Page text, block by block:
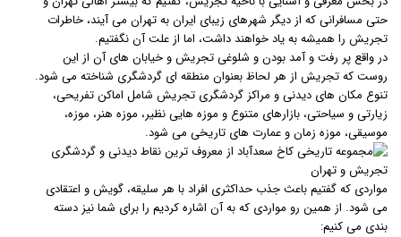
حتی مسافرانی که از دیگر شهرهای زیبای ایران به تهران می آیند، خاطرات
تجریش را همیشه به یاد خواهند داشت، اما از علت آن نگفتیم.
در واقع پر رفت و آمد بودن و شلوغی تجریش و خیابان های آن از این
روست که تجریش از هر لحاظ بعنوان منطقه ای گردشگری شناخته می شود.
تنوع مکان های دیدنی و مراکز گردشگری تجریش شامل اماکن تفریحی،
زیارتی و سیاحتی، بازارهای متنوع و موزه هایی نظیر، موزه هنر، موزه،
موسیقی، موزه زمان و عمارت های تاریخی می شود.
مواردی که گفتیم باعث جذب حداکثری افراد با هر سلیقه، گویش و اعتقادی
می شود. از همین رو مواردی که به آن اشاره کردیم را برای شما نیز دسته
بندی می کنیم: